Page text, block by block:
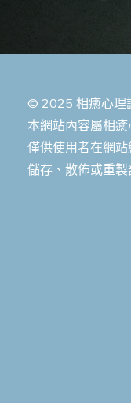
© 2025 相癒心理
本網站內容屬相
僅供使用者在網
儲存、散佈或重製